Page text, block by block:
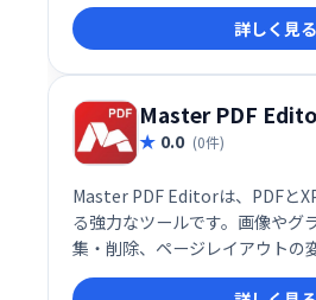
詳しく見る
Master PDF
0.0 (0件)
Master PDF Editorは、PDFと
る強力なツールです。画像やグ
集・削除、ページレイアウトの
など、幅広い機能を提供します